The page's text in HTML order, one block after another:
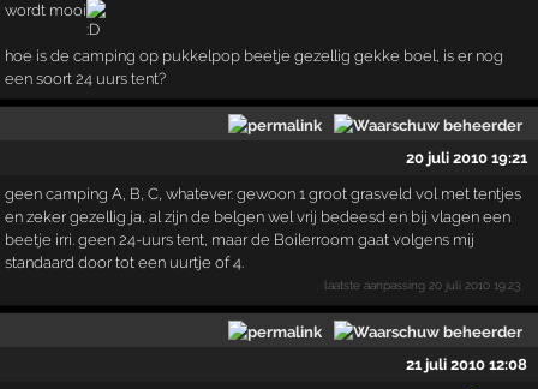
wordt mooi
hoe is de camping op pukkelpop beetje gezellig gekke boel, is er nog
een soort 24 uurs tent?
20 juli 2010 19:21
geen camping A, B, C, whatever. gewoon 1 groot grasveld vol met tentjes
en zeker gezellig ja, al zijn de belgen wel vrij bedeesd en bij vlagen een
beetje irri. geen 24-uurs tent, maar de Boilerroom gaat volgens mij
standaard door tot een uurtje of 4.
laatste aanpassing20 juli 2010 19:23
21 juli 2010 12:08